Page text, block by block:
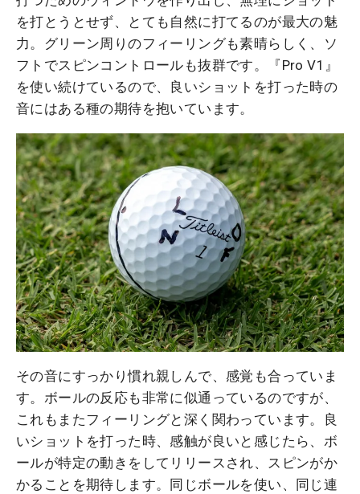
を打とうとせず、とても自然に打てるのが最大の魅
力。グリーン周りのフィーリングも素晴らしく、ソ
フトでスピンコントロールも抜群です。『Pro V1』
を使い続けているので、良いショットを打った時の
音にはある種の期待を抱いています。
その音にすっかり慣れ親しんで、感覚も合っていま
す。ボールの反応も非常に似通っているのですが、
これもまたフィーリングと深く関わっています。良
いショットを打った時、感触が良いと感じたら、ボ
ールが特定の動きをしてリリースされ、スピンがか
かることを期待します。同じボールを使い、同じ連